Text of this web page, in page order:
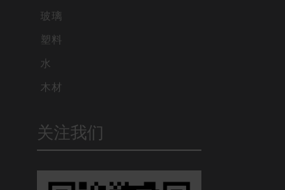
玻璃
塑料
水
木材
关注我们